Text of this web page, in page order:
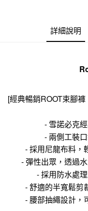
詳細說明
[經典暢銷ROOT束腳
- 雪諾必克
- 兩側工裝
- 採用尼龍布料，
- 彈性出眾，透過
- 採用防水處
- 舒適的半寬鬆剪
- 腰部抽繩設計，